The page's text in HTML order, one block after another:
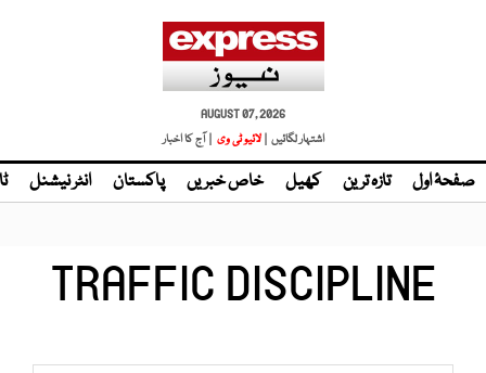
AUGUST 07, 2026
اشتہار لگائیں | لائیو ٹی وی | آج کا اخبار
صفحۂ اول تازہ ترین کھیل خاص خبریں پاکستان انٹر نیشنل
TRAFFIC DISCIPLINE